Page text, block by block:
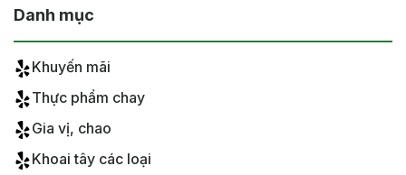
Danh mục
Khuyến mãi
Thực phẩm chay
Gia vị, chao
Khoai tây các loại